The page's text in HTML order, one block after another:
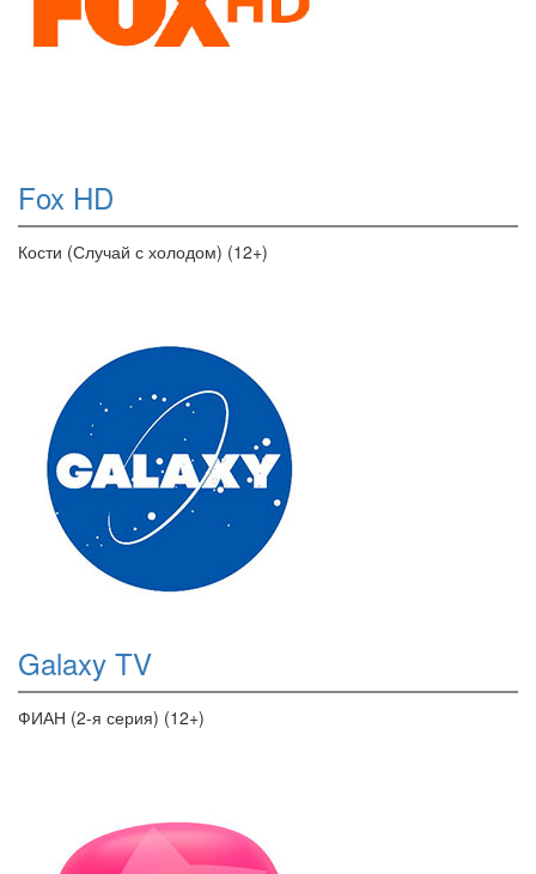
Fox HD
Кости (Случай с холодом) (12+)
Galaxy TV
ФИАН (2-я серия) (12+)